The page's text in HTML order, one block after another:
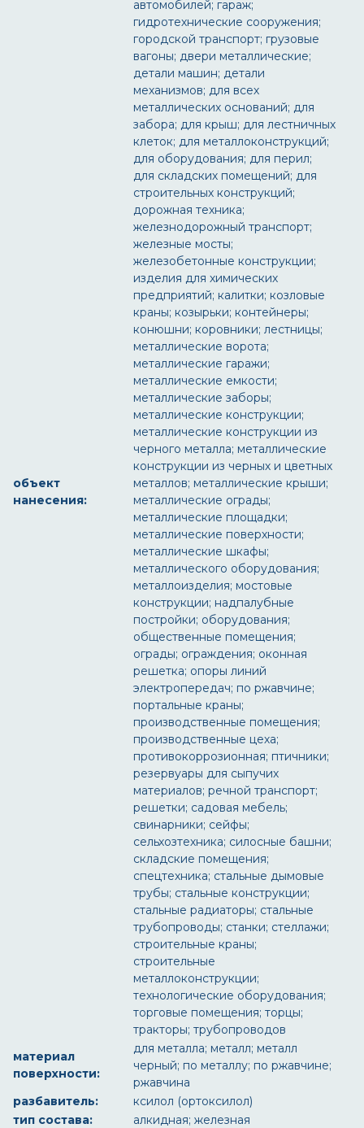
объект
нанесения:
автомобилей; гараж;
гидротехнические сооружения;
городской транспорт; грузовые
вагоны; двери металлические;
детали машин; детали
механизмов; для всех
металлических оснований; для
забора; для крыш; для лестничных
клеток; для металлоконструкций;
для оборудования; для перил;
для складских помещений; для
строительных конструкций;
дорожная техника;
железнодорожный транспорт;
железные мосты;
железобетонные конструкции;
изделия для химических
предприятий; калитки; козловые
краны; козырьки; контейнеры;
конюшни; коровники; лестницы;
металлические ворота;
металлические гаражи;
металлические емкости;
металлические заборы;
металлические конструкции;
металлические конструкции из
черного металла; металлические
конструкции из черных и цветных
металлов; металлические крыши;
металлические ограды;
металлические площадки;
металлические поверхности;
металлические шкафы;
металлического оборудования;
металлоизделия; мостовые
конструкции; надпалубные
постройки; оборудования;
общественные помещения;
ограды; ограждения; оконная
решетка; опоры линий
электропередач; по ржавчине;
портальные краны;
производственные помещения;
производственные цеха;
противокоррозионная; птичники;
резервуары для сыпучих
материалов; речной транспорт;
решетки; садовая мебель;
свинарники; сейфы;
сельхозтехника; силосные башни;
складские помещения;
спецтехника; стальные дымовые
трубы; стальные конструкции;
стальные радиаторы; стальные
трубопроводы; станки; стеллажи;
строительные краны;
строительные
металлоконструкции;
технологические оборудования;
торговые помещения; торцы;
тракторы; трубопроводов
материал
поверхности:
для металла; металл; металл
черный; по металлу; по ржавчине;
ржавчина
разбавитель:
ксилол (ортоксилол)
тип состава:
алкидная; железная